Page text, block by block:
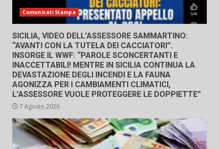
Comunicati Stampa
SICILIA, VIDEO DELL’ASSESSORE SAMMARTINO:
“AVANTI CON LA TUTELA DEI CACCIATORI”.
INSORGE IL WWF: “PAROLE SCONCERTANTI E
INACCETTABILI! MENTRE IN SICILIA CONTINUA LA
DEVASTAZIONE DEGLI INCENDI E LA FAUNA
AGONIZZA PER I CAMBIAMENTI CLIMATICI,
L’ASSESSORE VUOLE PROTEGGERE LE DOPPIETTE”
7 Agosto 2026